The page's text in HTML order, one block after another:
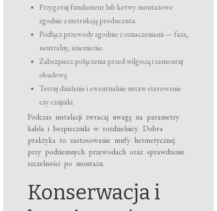
Przygotuj fundament lub kotwy montażowe
zgodnie z instrukcją producenta.
Podłącz przewody zgodnie z oznaczeniami — faza,
neutralny, uziemienie.
Zabezpiecz połączenia przed wilgocią i zamontuj
obudowę.
Testuj działanie i ewentualnie ustaw sterowanie
czy czujniki.
Podczas instalacji zwracaj uwagę na parametry
kabla i bezpieczniki w rozdzielnicy. Dobra
praktyka to zastosowanie mufy hermetycznej
przy podziemnych przewodach oraz sprawdzenie
szczelności po montażu.
Konserwacja i